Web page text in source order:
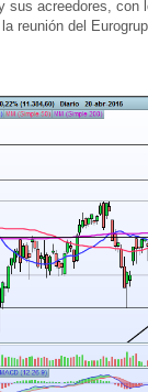
sus acreedores, con
reunión del